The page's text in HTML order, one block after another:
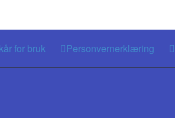
Personvernerklæring
for bruk